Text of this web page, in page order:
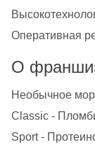
Оперативная
О
Необычное
Classic -
Sport -